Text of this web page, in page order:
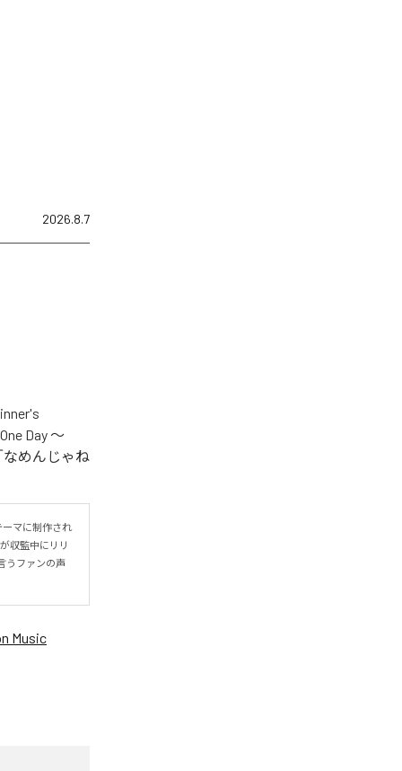
2026.8.7
Day ～
「なめんじゃね
ーマに制作され
収監中にリリ
うファンの声
Music